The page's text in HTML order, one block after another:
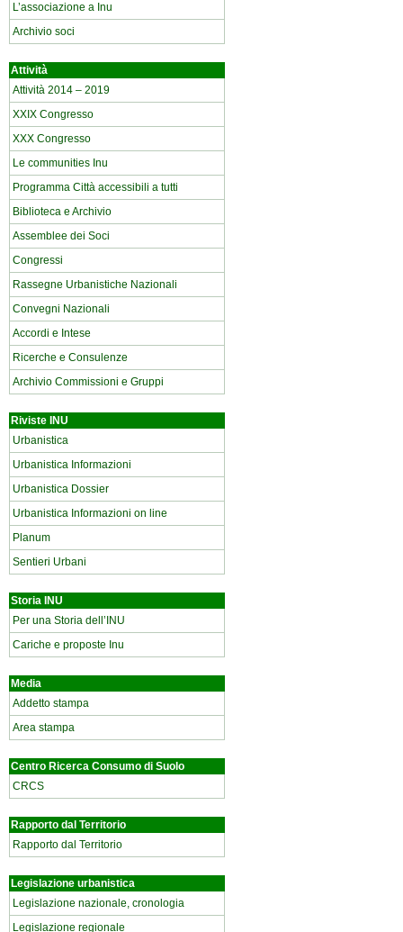
L’associazione a Inu
Archivio soci
Attività
Attività 2014 – 2019
XXIX Congresso
XXX Congresso
Le communities Inu
Programma Città accessibili a tutti
Biblioteca e Archivio
Assemblee dei Soci
Congressi
Rassegne Urbanistiche Nazionali
Convegni Nazionali
Accordi e Intese
Ricerche e Consulenze
Archivio Commissioni e Gruppi
Riviste INU
Urbanistica
Urbanistica Informazioni
Urbanistica Dossier
Urbanistica Informazioni on line
Planum
Sentieri Urbani
Storia INU
Per una Storia dell’INU
Cariche e proposte Inu
Media
Addetto stampa
Area stampa
Centro Ricerca Consumo di Suolo
CRCS
Rapporto dal Territorio
Rapporto dal Territorio
Legislazione urbanistica
Legislazione nazionale, cronologia
Legislazione regionale